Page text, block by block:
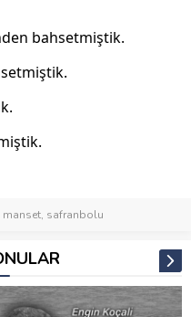
bahsetmiştik.
manset, safranbolu